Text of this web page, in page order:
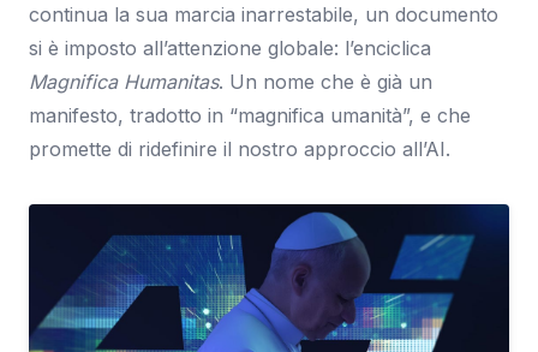
continua la sua marcia inarrestabile, un documento
si è imposto all’attenzione globale: l’enciclica
Magnifica Humanitas. Un nome che è già un
manifesto, tradotto in “magnifica umanità”, e che
promette di ridefinire il nostro approccio all’AI.